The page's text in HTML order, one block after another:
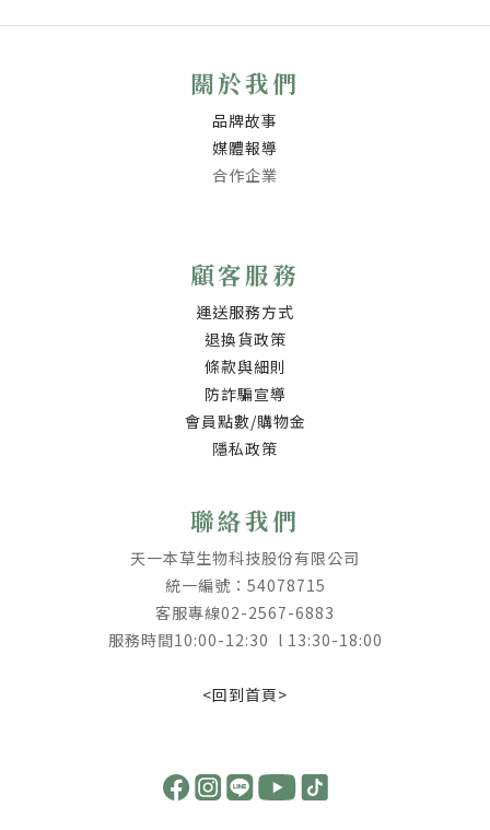
關於我們
品牌故事
媒體報導
合作企業
顧客服務
運送服務方式
退換貨政策
條款與細則
防詐騙宣導
會員點數/購物金
隱私政策
聯絡我們
天一本草生物科技股份有限公司
統一編號：54078715
客服專線02-2567-6883
服務時間10:00-12:30 l 13:30-18:00
<回到首頁>